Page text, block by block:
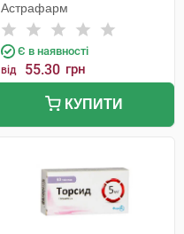
Астрафарм
Є в наявності
від 55.30 грн
КУПИТИ